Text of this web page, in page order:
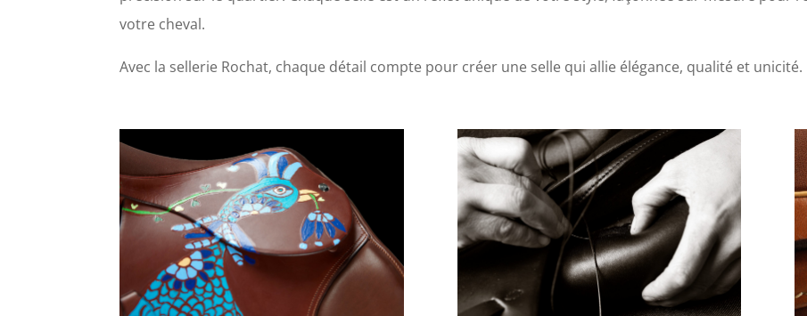
votre cheval.
Avec la sellerie Rochat, chaque détail compte pour créer une selle qui allie élégance, qualité et unicité.